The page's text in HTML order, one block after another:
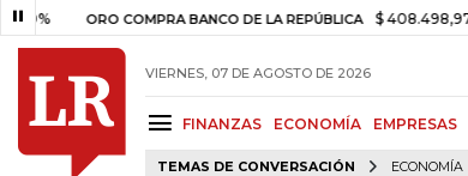
ORO COMPRA BANCO DE LA REPÚBLICA $ 408.498,97 +$
VIERNES, 07 DE AGOSTO DE 2026
FINANZAS ECONOMÍA EMPRESAS
TEMAS DE CONVERSACIÓN ECONOMÍA
EN VIVO Posesión